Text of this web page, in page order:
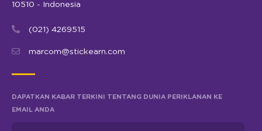
10510 - Indonesia
(021) 4269515
marcom@stickearn.com
DAPATKAN KABAR TERKINI TENTANG DUNIA PERIKLANAN KE
EMAIL ANDA